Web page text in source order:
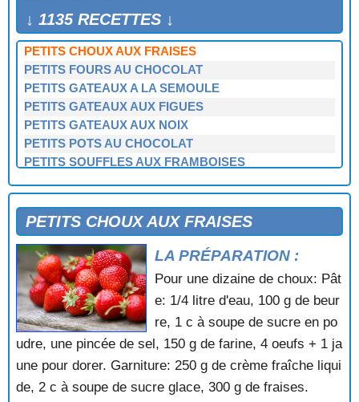
↓ 1135 RECETTES ↓
PECHES MISTRAL
PETITES MERINGUES AU CHOCOLAT
PETITS CHOUX AUX FRAISES
PETITS FOURS AU CHOCOLAT
PETITS GATEAUX A LA SEMOULE
PETITS GATEAUX AUX FIGUES
PETITS GATEAUX AUX NOIX
PETITS POTS AU CHOCOLAT
PETITS SOUFFLES AUX FRAMBOISES
PIE AUX POIRES
PIE AUX POMMES
PIE AUX POMMES A L'ANGLAISE
PITA DALMATIENNE
PITHIVIERS
POIRES A LA BORDELAISE
POIRES ANGEVINE
POIRES AU CARAMEL
POIRES AU CASSIS
POIRES AU CHOCOLAT
PETITS CHOUX AUX FRAISES
LA PRÉPARATION :
Pour une dizaine de choux: Pât
e: 1/4 litre d'eau, 100 g de beur
re, 1 c à soupe de sucre en po
udre, une pincée de sel, 150 g de farine, 4 oeufs + 1 ja
une pour dorer. Garniture: 250 g de crème fraîche liqui
de, 2 c à soupe de sucre glace, 300 g de fraises.